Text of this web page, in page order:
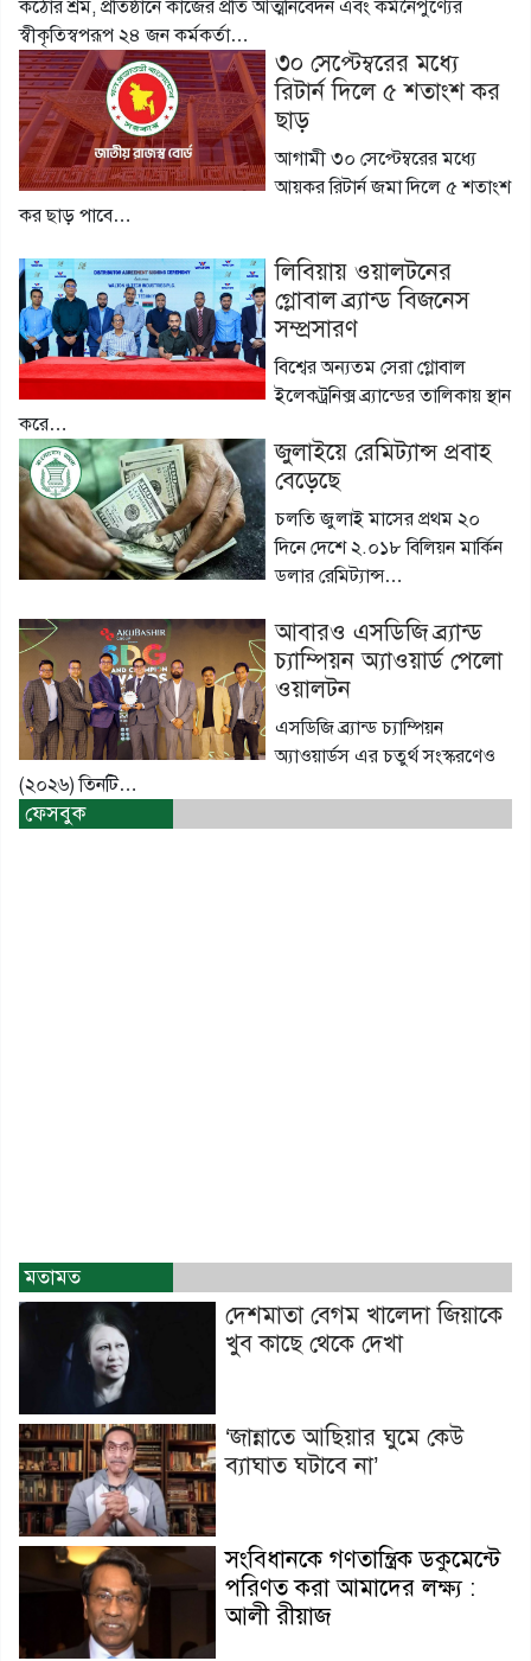
কঠোর শ্রম, প্রতিষ্ঠানে কাজের প্রতি আত্মনিবেদন এবং কর্মনৈপুণ্যের
স্বীকৃতিস্বপরূপ ২৪ জন কর্মকর্তা…
৩০ সেপ্টেম্বরের মধ্যে
রিটার্ন দিলে ৫ শতাংশ কর
ছাড়
আগামী ৩০ সেপ্টেম্বরের মধ্যে
আয়কর রিটার্ন জমা দিলে ৫ শতাংশ
কর ছাড় পাবে…
লিবিয়ায় ওয়ালটনের
গ্লোবাল ব্র্যান্ড বিজনেস
সম্প্রসারণ
বিশ্বের অন্যতম সেরা গ্লোবাল
ইলেকট্রনিক্স ব্র্যান্ডের তালিকায় স্থান
করে…
জুলাইয়ে রেমিট্যান্স প্রবাহ
বেড়েছে
চলতি জুলাই মাসের প্রথম ২০
দিনে দেশে ২.০১৮ বিলিয়ন মার্কিন
ডলার রেমিট্যান্স…
আবারও এসডিজি ব্র্যান্ড
চ্যাম্পিয়ন অ্যাওয়ার্ড পেলো
ওয়ালটন
এসডিজি ব্র্যান্ড চ্যাম্পিয়ন
অ্যাওয়ার্ডস এর চতুর্থ সংস্করণেও
(২০২৬) তিনটি…
ফেসবুক
মতামত
দেশমাতা বেগম খালেদা জিয়াকে
খুব কাছে থেকে দেখা
‘জান্নাতে আছিয়ার ঘুমে কেউ
ব্যাঘাত ঘটাবে না’
সংবিধানকে গণতান্ত্রিক ডকুমেন্টে
পরিণত করা আমাদের লক্ষ্য :
আলী রীয়াজ